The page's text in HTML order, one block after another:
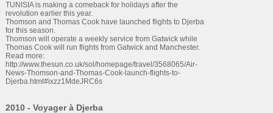
TUNISIA is making a comeback for holidays after the
revolution earlier this year.
Thomson and Thomas Cook have launched flights to Djerba
for this season.
Thomson will operate a weekly service from Gatwick while
Thomas Cook will run flights from Gatwick and Manchester.
Read more:
http://www.thesun.co.uk/sol/homepage/travel/3568065/Air-
News-Thomson-and-Thomas-Cook-launch-flights-to-
Djerba.html#ixzz1MdeJRC6s
2010 - Voyager à Djerba